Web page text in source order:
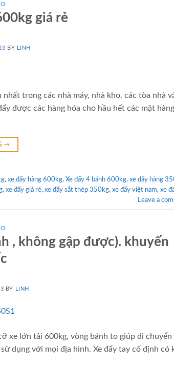
giá rẻ
BY LINH
trong các nhà máy, nhà kho, các tòa nhà
được các hàng hóa cho hầu hết các mặt hàng
→
, xe đẩy hàng 600kg, Xe đẩy 4 bánh 600kg, xe đẩy hàng
, xe đẩy giá rẻ, xe đẩy sắt thép 350kg, xe đẩy việt nam, xe
Leave a
, không gập được). khuyến
BY LINH
xe lớn tải 600kg, vòng bánh to giúp di chuyển
dụng với mọi địa hình. Xe đẩy tay cố định có